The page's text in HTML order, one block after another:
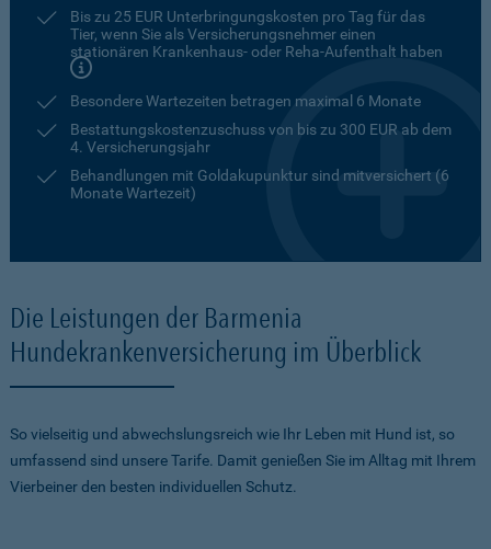
Bis zu 25 EUR Unterbringungskosten pro Tag für das
Tier, wenn Sie als Versicherungsnehmer einen
stationären Krankenhaus- oder Reha-Aufenthalt haben
Besondere Wartezeiten betragen maximal 6 Monate
Bestattungskostenzuschuss von bis zu 300 EUR ab dem
4. Versicherungsjahr
Behandlungen mit Goldakupunktur sind mitversichert (6
Monate Wartezeit)
Die Leistungen der Barmenia
Hundekrankenversicherung im Überblick
So vielseitig und abwechslungsreich wie Ihr Leben mit Hund ist, so
umfassend sind unsere Tarife. Damit genießen Sie im Alltag mit Ihrem
Vierbeiner den besten individuellen Schutz.